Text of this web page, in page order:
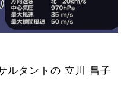
ルタントの 立川 昌子